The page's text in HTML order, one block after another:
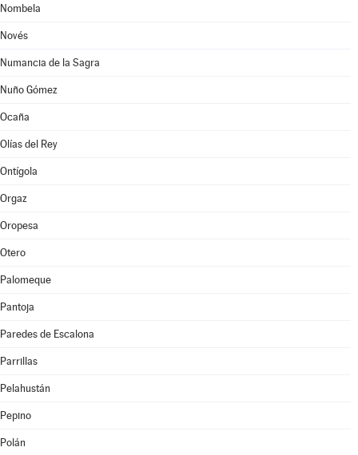
Nombela
Novés
Numancia de la Sagra
Nuño Gómez
Ocaña
Olías del Rey
Ontígola
Orgaz
Oropesa
Otero
Palomeque
Pantoja
Paredes de Escalona
Parrillas
Pelahustán
Pepino
Polán